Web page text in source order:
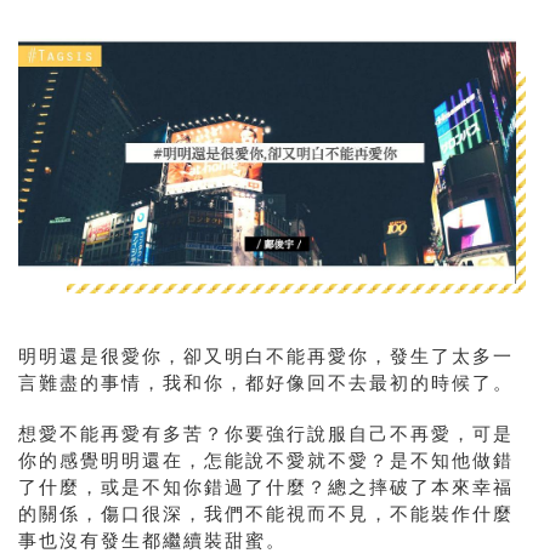
明明還是很愛你，卻又明白不能再愛你，發生了太多一
言難盡的事情，我和你，都好像回不去最初的時候了。
想愛不能再愛有多苦？你要強行說服自己不再愛，可是
你的感覺明明還在，怎能說不愛就不愛？是不知他做錯
了什麼，或是不知你錯過了什麼？總之摔破了本來幸福
的關係，傷口很深，我們不能視而不見，不能裝作什麼
事也沒有發生都繼續裝甜蜜。